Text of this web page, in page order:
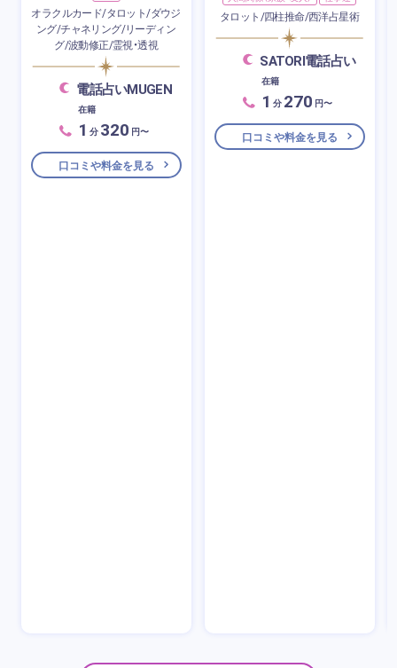
オラクルカード/タロット/ダウジ
ング/チャネリング/リーディン
グ/波動修正/霊視・透視
電話占いMUGEN
在籍
1 分 320 円〜
口コミや料金を見る
タロット/四柱推命/西洋占星術
SATORI電話占い
在籍
1 分 270 円〜
口コミや料金を見る